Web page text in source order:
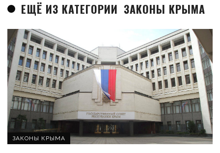
ЕЩЁ ИЗ КАТЕГОРИИ ЗАКОНЫ КРЫМА
ЗАКОНЫ КРЫМА